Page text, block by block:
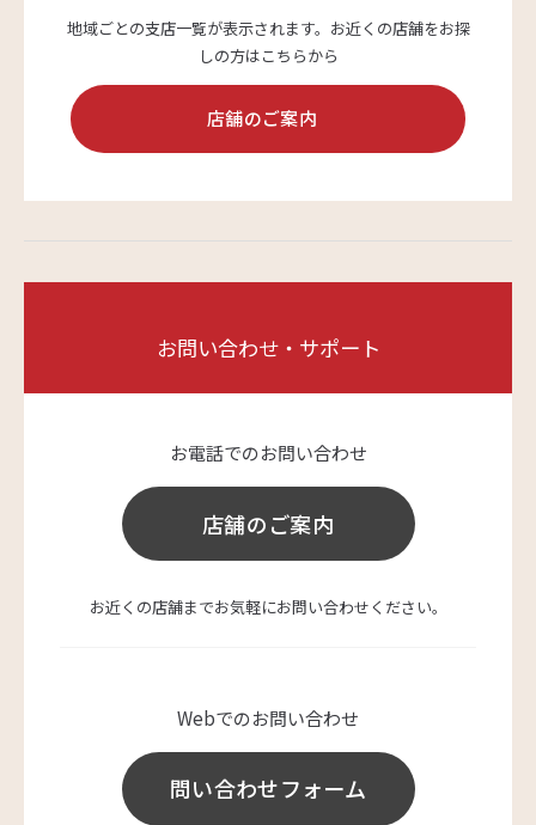
サステナビリティ
お電話でのお問い合わせ
0120-03-4649
受付時間：9:00～17:00（土・日・祝日を除く）
地域ごとの支店一覧が表示されます。 お近くの店舗をお探
しの方はこちらから
店舗のご案内
お問い合わせ・サポート
お電話でのお問い合わせ
店舗のご案内
お近くの店舗までお気軽にお問い合わせください。
Webでのお問い合わせ
問い合わせフォーム